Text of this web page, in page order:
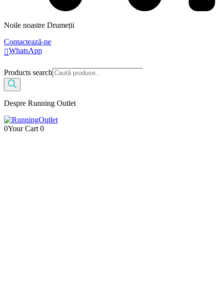
Noile noastre Drumeții
Contactează-ne
WhatsApp
Products search
Despre Running Outlet
0Your Cart 0